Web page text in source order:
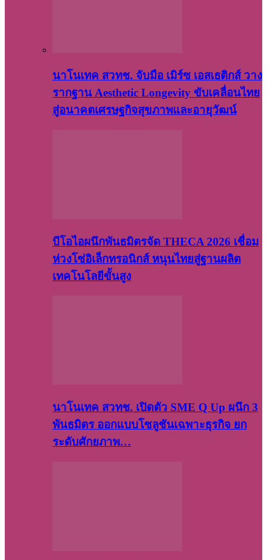
นาโนเทค สวทช. จับมือ เมิร์ซ เอสเธติกส์ วาง
รากฐาน Aesthetic Longevity ขับเคลื่อนไทย
สู่อนาคตเศรษฐกิจสุขภาพและอายุวัฒน์
บีโอไอผนึกพันธมิตรจัด THECA 2026 เชื่อม
ห่วงโซ่อิเล็กทรอนิกส์ หนุนไทยสู่ฐานผลิต
เทคโนโลยีขั้นสูง
นาโนเทค สวทช. เปิดตัว SME Q Up ผนึก 3
พันธมิตร ออกแบบโซลูชันเฉพาะธุรกิจ ยก
ระดับศักยภาพ…